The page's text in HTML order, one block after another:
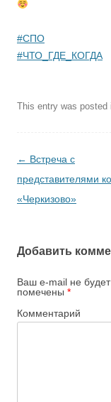
#СПО
#ЧТО_ГДЕ_КОГДА
This entry was posted
Post navigation
← Встреча с
представителями
«Черкизово»
Добавить
Ваш e-mail не будет
помечены *
Комментарий